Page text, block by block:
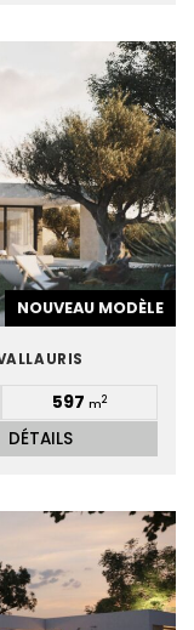
NOUVEAU MODÈLE
597 m2
DÉTAILS